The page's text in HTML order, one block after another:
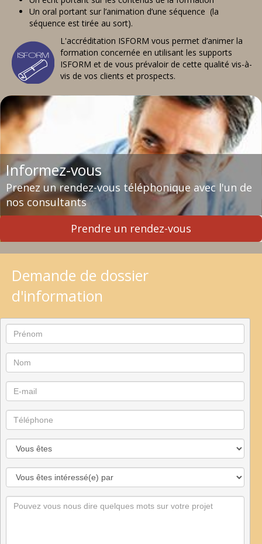
Un oral portant sur l’animation d’une séquence (la
séquence est tirée au sort).
L'accréditation ISFORM vous permet d’animer la
formation concernée en utilisant les supports
ISFORM et de vous prévaloir de cette qualité vis-à-
vis de vos clients et prospects.
Informez-vous
Prenez un rendez-vous téléphonique avec l'un de
nos consultants
Prendre un rendez-vous
Demande de dossier
d'information